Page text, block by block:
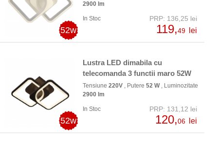
52w
2900 lm
In Stoc PRP: 136,25 lei
119,49 lei
52w
Lustra LED dimabila cu
telecomanda 3 functii maro 52W
Tensiune 220V , Putere 52 W, Luminozitate
2900 lm
In Stoc PRP: 131,12 lei
120,06 lei